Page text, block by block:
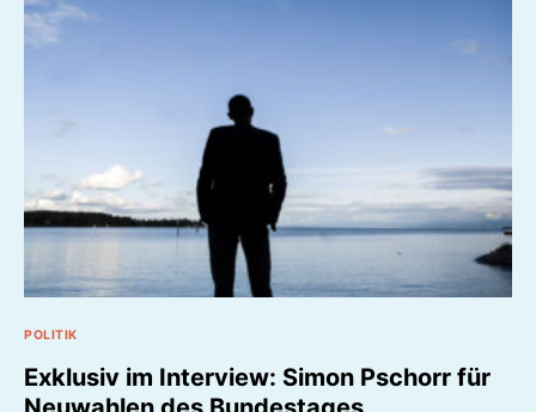
POLITIK
Exklusiv im Interview: Simon Pschorr für